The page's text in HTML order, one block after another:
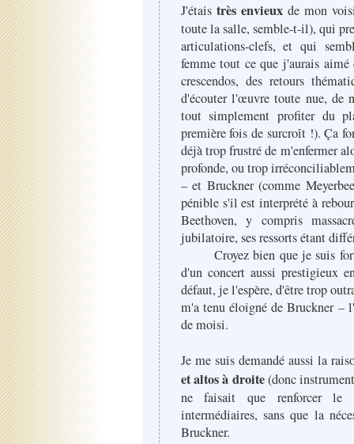
J'étais très envieux de mon
toute la salle, semble-t-il), qui
articulations-clefs, et qui
femme tout ce que j'aurais
crescendos, des retours
d'écouter l'œuvre toute nue, de
tout simplement profiter du
première fois de surcroît !). Ça
déjà trop frustré de m'enfermer
profonde, ou trop
– et Bruckner (comme
pénible s'il est interprété à
Beethoven, y compris
jubilatoire, ses ressorts étant
Croyez bien que je suis fort
d'un concert aussi prestigieux
défaut, je l'espère, d'être trop
m'a tenu éloigné de Bruckner
de moisi.
Je me suis demandé aussi la
et altos à droite(donc
ne faisait que renforcer le
intermédiaires, sans que la
Bruckner.